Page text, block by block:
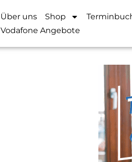
Über uns Shop
Vodafone Angebote